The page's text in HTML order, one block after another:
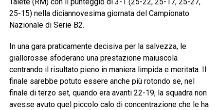
Talete (RM) con il punteggio di 3-1 (25-22, 25-17, 25-27,
25-15) nella diciannovesima giornata del Campionato
Nazionale di Serie B2.
In una gara praticamente decisiva per la salvezza, le
giallorosse sfoderano una prestazione maiuscola
centrando il risultato pieno in maniera limpida e meritata. Il
finale sarebbe potuto essere anche più rotondo se, nel
finale di terzo set, quando era avanti 22-19, la squadra non
avesse avuto quel piccolo calo di concentrazione che le ha